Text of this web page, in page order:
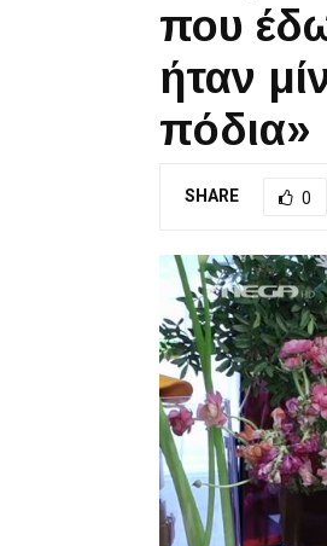
που
ήταν
πόδια»
SHARE 0